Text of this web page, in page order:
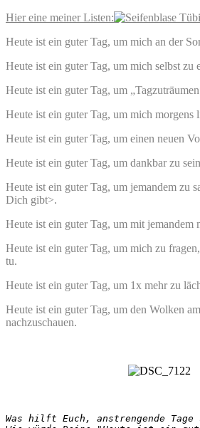
Hier eine meiner Listen:
Heute ist ein guter Tag, um mich an der
Heute ist ein guter Tag, um mich selbst zu
Heute ist ein guter Tag, um
Heute ist ein guter Tag, um mich morgens
Heute ist ein guter Tag, um einen neuen
Heute ist ein guter Tag, um dankbar zu
Heute ist ein guter Tag, um jemandem zu
Dich gibt>.
Heute ist ein guter Tag, um mit jemandem
Heute ist ein guter Tag, um mich zu
tu.
Heute ist ein guter Tag, um 1x mehr zu
Heute ist ein guter Tag, um den Wolken
nachzuschauen.
Was hilft Euch, anstrengende